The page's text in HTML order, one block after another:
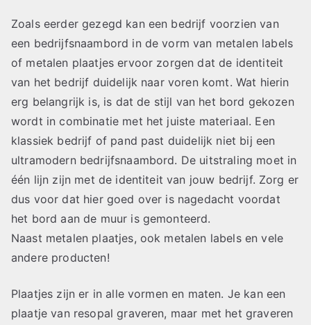
Zoals eerder gezegd kan een bedrijf voorzien van
een bedrijfsnaambord in de vorm van metalen labels
of metalen plaatjes ervoor zorgen dat de identiteit
van het bedrijf duidelijk naar voren komt. Wat hierin
erg belangrijk is, is dat de stijl van het bord gekozen
wordt in combinatie met het juiste materiaal. Een
klassiek bedrijf of pand past duidelijk niet bij een
ultramodern bedrijfsnaambord. De uitstraling moet in
één lijn zijn met de identiteit van jouw bedrijf. Zorg er
dus voor dat hier goed over is nagedacht voordat
het bord aan de muur is gemonteerd.
Naast metalen plaatjes, ook metalen labels en vele
andere producten!
Plaatjes zijn er in alle vormen en maten. Je kan een
plaatje van resopal graveren, maar met het graveren